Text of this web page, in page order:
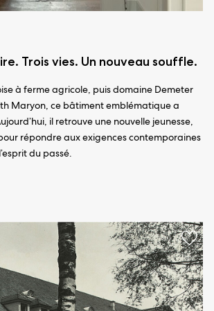
Trois vies. Un nouveau souffle.
à ferme agricole, puis domaine Demeter
Maryon, ce bâtiment emblématique a
il retrouve une nouvelle jeunesse,
répondre aux exigences contemporaines
du passé.